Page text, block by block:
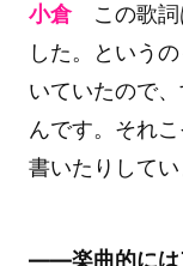
小倉この歌詞
した。という
いていたので
んです。それ
書いたりしてい
――楽曲的には